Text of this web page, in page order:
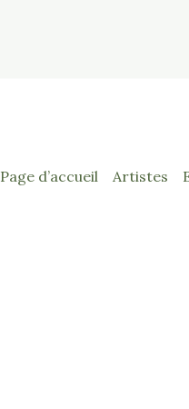
Page d’accueil Artistes